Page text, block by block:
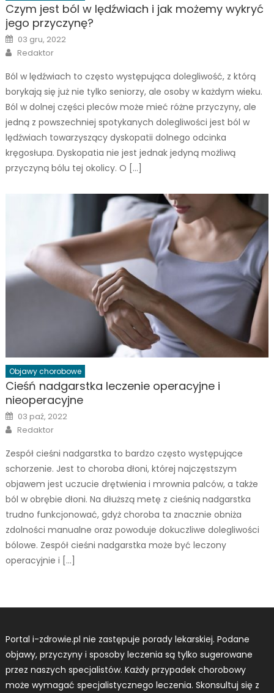
Czym jest ból w lędźwiach i jak możemy wykryć
jego przyczynę?
Posted
on
03 gru, 2022
Author
Redaktor
Ból w lędźwiach to często występująca dolegliwość, z którą
borykają się już nie tylko seniorzy, ale osoby w każdym wieku.
Ból w dolnej części pleców może mieć różne przyczyny, ale
jedną z powszechniej spotykanych dolegliwości jest ból w
lędźwiach towarzyszący dyskopatii dolnego odcinka
kręgosłupa. Dyskopatia nie jest jednak jedyną możliwą
przyczyną bólu tej okolicy. O […]
Objawy chorobowe
Cieśń nadgarstka leczenie operacyjne i
nieoperacyjne
Posted
on
03 paź, 2022
Author
Redaktor
Zespół cieśni nadgarstka to bardzo często występujące
schorzenie. Jest to choroba dłoni, której najczęstszym
objawem jest uczucie drętwienia i mrownia palców, a także
ból w obrębie dłoni. Na dłuższą metę z cieśnią nadgarstka
trudno funkcjonować, gdyż choroba ta znacznie obniża
zdolności manualne oraz powoduje dokuczliwe dolegliwości
bólowe. Zespół cieśni nadgarstka może być leczony
operacyjnie i […]
Portal i-zdrowie.pl nie zastępuje porady lekarskiej. Podane
objawy, przyczyny i sposoby leczenia są tylko sugerowane
przez naszych specjalistów. Każdy przypadek chorobowy
może wymagać specjalistycznego leczenia. Skonsultuj się z